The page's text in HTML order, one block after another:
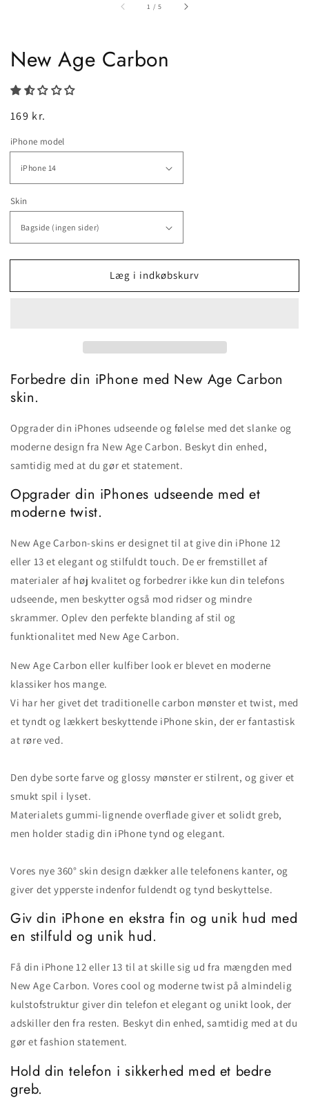
1 /af
5
New Age Carbon
Normalpris
169 kr.
iPhone model
Skin
Læg i indkøbskurv
Forbedre din iPhone med New Age Carbon
skin.
Opgrader din iPhones udseende og følelse med det slanke og
moderne design fra New Age Carbon. Beskyt din enhed,
samtidig med at du gør et statement.
Opgrader din iPhones udseende med et
moderne twist.
New Age Carbon-skins er designet til at give din iPhone 12
eller 13 et elegant og stilfuldt touch. De er fremstillet af
materialer af høj kvalitet og forbedrer ikke kun din telefons
udseende, men beskytter også mod ridser og mindre
skrammer. Oplev den perfekte blanding af stil og
funktionalitet med New Age Carbon.
New Age Carbon eller kulfiber look er blevet en moderne
klassiker hos mange.
Vi har her givet det traditionelle carbon mønster et twist, med
et tyndt og lækkert beskyttende iPhone skin, der er fantastisk
at røre ved.
Den dybe sorte farve og glossy mønster er stilrent, og giver et
smukt spil i lyset.
Materialets gummi-lignende overflade giver et solidt greb,
men holder stadig din iPhone tynd og elegant.
Vores nye 360° skin design dækker alle telefonens kanter, og
giver det ypperste indenfor fuldendt og tynd beskyttelse.
Giv din iPhone en ekstra fin og unik hud med
en stilfuld og unik hud.
Få din iPhone 12 eller 13 til at skille sig ud fra mængden med
New Age Carbon. Vores cool og moderne twist på almindelig
kulstofstruktur giver din telefon et elegant og unikt look, der
adskiller den fra resten. Beskyt din enhed, samtidig med at du
gør et fashion statement.
Hold din telefon i sikkerhed med et bedre
greb.